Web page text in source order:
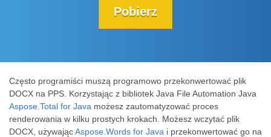
Pobierz
Często programiści muszą programowo przekonwertować plik
DOCX na PPS. Korzystając z bibliotek Java File Automation Java
Aspose.Total for Java możesz zautomatyzować proces
renderowania w kilku prostych krokach. Możesz wczytać plik
DOCX, używającAspose.Words for Java i przekonwertować go na